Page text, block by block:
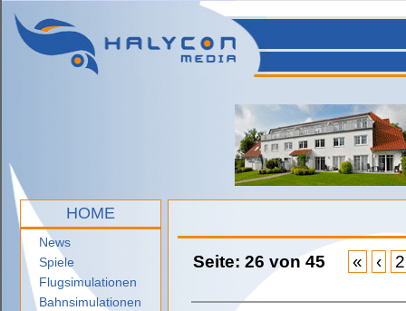
HOME
News
Spiele
Flugsimulationen
Bahnsimulationen
Seite: 26 von 45 « ‹